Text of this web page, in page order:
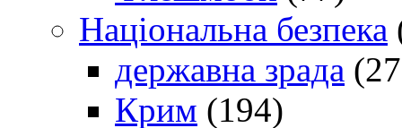
Національна безпека
державна зрада
Крим (194)